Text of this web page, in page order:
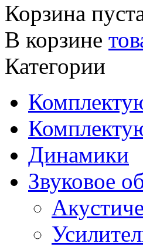
Корзина
В корзине
Категории
Динамики
Звуковое